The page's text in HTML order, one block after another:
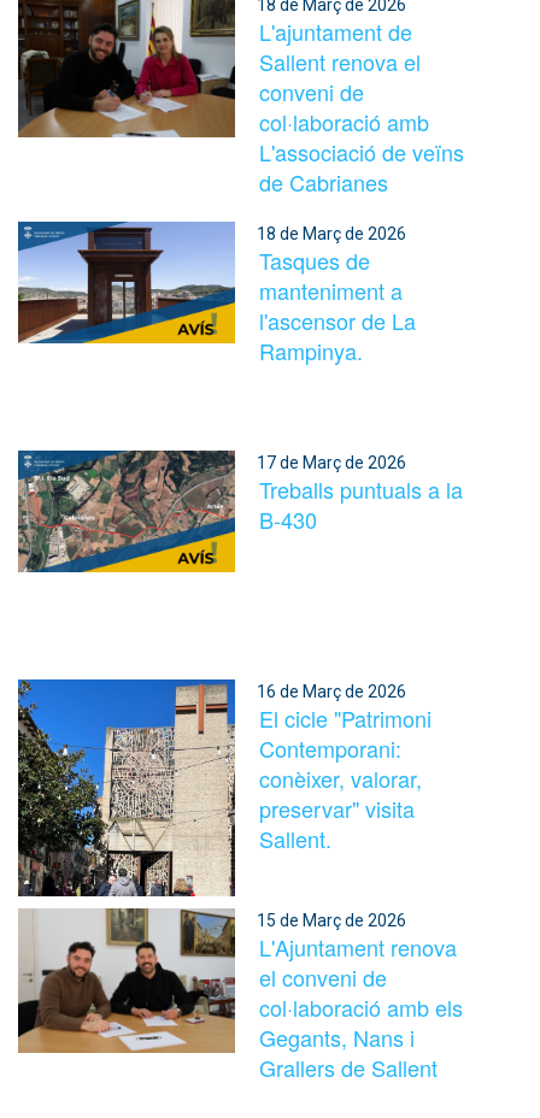
18 de Març de 2026
L'ajuntament de
Sallent renova el
conveni de
col·laboració amb
L'associació de veïns
de Cabrianes
18 de Març de 2026
Tasques de
manteniment a
l'ascensor de La
Rampinya.
17 de Març de 2026
Treballs puntuals a la
B-430
16 de Març de 2026
El cicle "Patrimoni
Contemporani:
conèixer, valorar,
preservar" visita
Sallent.
15 de Març de 2026
L'Ajuntament renova
el conveni de
col·laboració amb els
Gegants, Nans i
Grallers de Sallent